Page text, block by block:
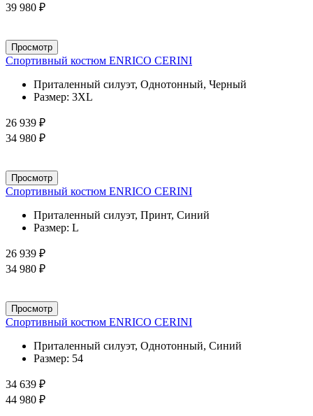
39 980 ₽
Просмотр
Спортивный костюм ENRICO CERINI
Приталенный силуэт, Однотонный, Черный
Размер: 3XL
26 939 ₽
34 980 ₽
Просмотр
Спортивный костюм ENRICO CERINI
Приталенный силуэт, Принт, Синий
Размер: L
26 939 ₽
34 980 ₽
Просмотр
Спортивный костюм ENRICO CERINI
Приталенный силуэт, Однотонный, Синий
Размер: 54
34 639 ₽
44 980 ₽